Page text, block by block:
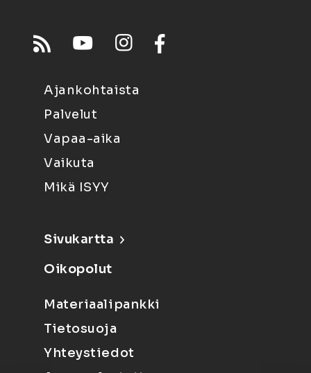
Ajankohtaista
Palvelut
Vapaa-aika
Vaikuta
Mikä ISYY
Sivukartta
Oikopolut
Materiaalipankki
Tietosuoja
Yhteystiedot